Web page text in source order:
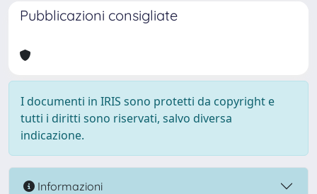
Pubblicazioni consigliate
I documenti in IRIS sono protetti da copyright e
tutti i diritti sono riservati, salvo diversa
indicazione.
Informazioni